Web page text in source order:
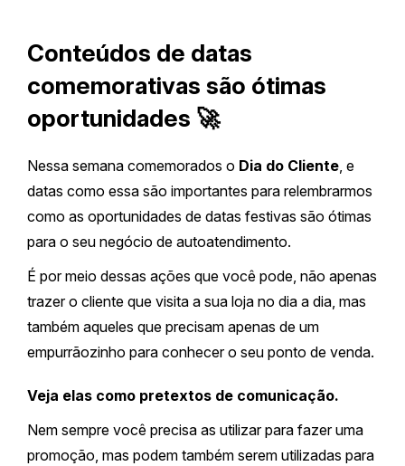
Conteúdos de datas
comemorativas são ótimas
oportunidades 🚀
Nessa semana comemorados o Dia do Cliente, e
datas como essa são importantes para relembrarmos
como as oportunidades de datas festivas são ótimas
para o seu negócio de autoatendimento.
É por meio dessas ações que você pode, não apenas
trazer o cliente que visita a sua loja no dia a dia, mas
também aqueles que precisam apenas de um
empurrãozinho para conhecer o seu ponto de venda.
Veja elas como pretextos de comunicação.
Nem sempre você precisa as utilizar para fazer uma
promoção, mas podem também serem utilizadas para